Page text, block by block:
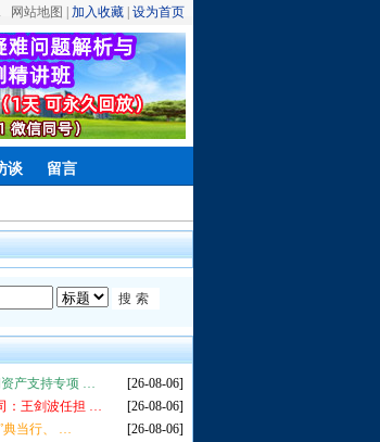
网站地图 | 加入收藏 设为首页
谈 留言
[26-08-06]
产支持专项 …
[26-08-06]
：王剑波任担 …
[26-08-06]
典当行、 …